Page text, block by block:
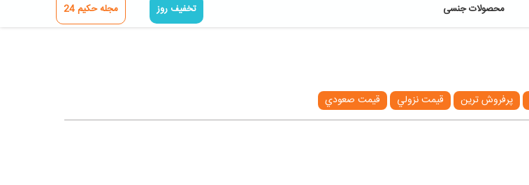
محصولات جنسی تخفیف روز مجله حکیم 24
پرفروش ترين قيمت نزولي قيمت صعودي